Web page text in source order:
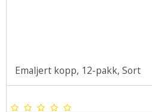
Emaljert kopp, 12-pakk, Sort